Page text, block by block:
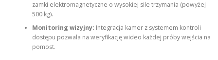
zamki elektromagnetyczne o wysokiej sile trzymania (powyżej
500 kg).
Monitoring wizyjny: Integracja kamer z systemem kontroli
dostępu pozwala na weryfikację wideo każdej próby wejścia na
pomost.